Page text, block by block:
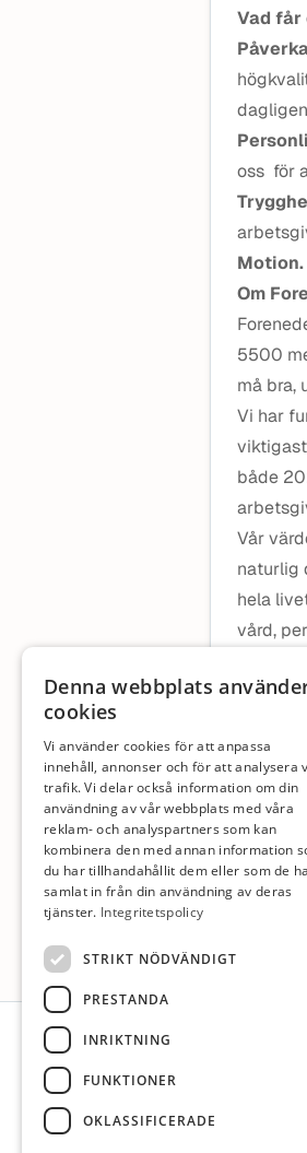
Vad får
oss för
Motion.
Om
5500
må bra,
Vi har
både
Vår
naturlig
hela
vård,
Vill du
Sista
Ange
Du är
Sidfot
Denna webbplats
cookies
Vi använder cookies för att anpassa
innehåll, annonser och för att analysera
trafik. Vi delar också information om din
användning av vår webbplats med våra
reklam- och analyspartners som kan
kombinera den med annan information
du har tillhandahållit dem eller som de
samlat in från din användning av deras
tjänster. Integritetspolicy
STRIKT NÖDVÄNDIGT
PRESTANDA
INRIKTNING
FUNKTIONER
OKLASSIFICERADE